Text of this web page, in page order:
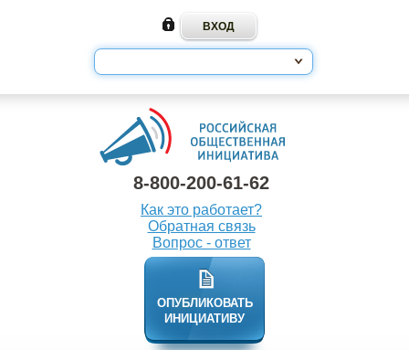
8-800-200-61-62
Как это работает?
Обратная связь
Вопрос - ответ
ОПУБЛИКОВАТЬ
ИНИЦИАТИВУ